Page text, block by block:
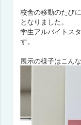
校舎の移動のたび
となりました。
学生アルバイトス
す。
展示の様子はこん